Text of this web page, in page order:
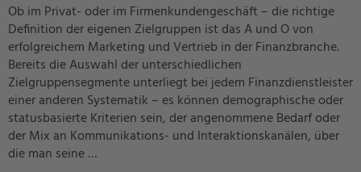
Ob im Privat- oder im Firmenkundengeschäft – die richtige
Definition der eigenen Zielgruppen ist das A und O von
erfolgreichem Marketing und Vertrieb in der Finanzbranche.
Bereits die Auswahl der unterschiedlichen
Zielgruppensegmente unterliegt bei jedem Finanzdienstleister
einer anderen Systematik – es können demographische oder
statusbasierte Kriterien sein, der angenommene Bedarf oder
der Mix an Kommunikations- und Interaktionskanälen, über
die man seine …